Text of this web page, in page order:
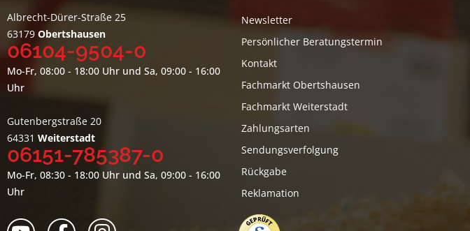
Albrecht-Dürer-Straße 25
63179 Obertshausen
06104-9504-0
Mo-Fr, 08:00 - 18:00 Uhr und Sa, 09:00 - 16:00
Uhr
Gutenbergstraße 20
64331 Weiterstadt
06151-785387-0
Mo-Fr, 08:30 - 18:00 Uhr und Sa, 09:00 - 16:00
Uhr
Newsletter
Persönlicher Beratungstermin
Kontakt
Fachmarkt Obertshausen
Fachmarkt Weiterstadt
Zahlungsarten
Sendungsverfolgung
Rückgabe
Reklamation